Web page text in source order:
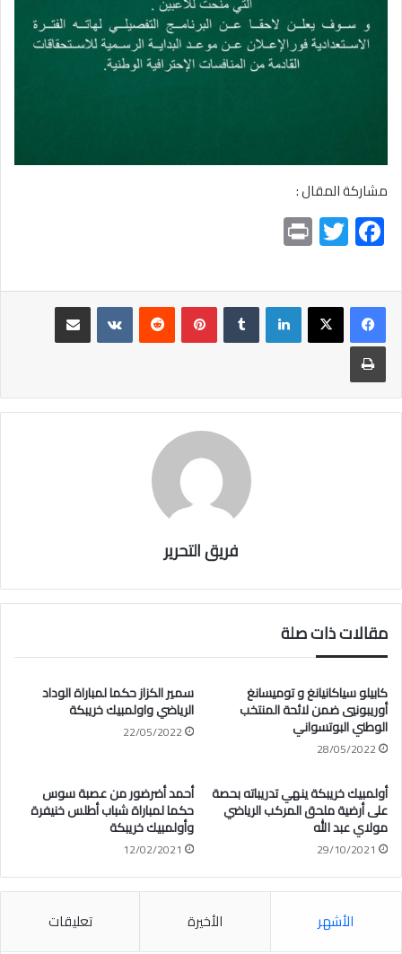
مشاركة المقال :
F
ac
e
b
o
ok
T
wi
tt
er
t لينكدإن بينتيريست
مشاركة عبر البريد
طباعة
فريق التحرير
مقالات ذات صلة
كابيلو سياكانيانغ و توميسانغ
أوريبونيي ضمن لائحة المنتخب
الوطني البوتسواني
28/05/2022
سمير الكزاز حكما لمباراة الوداد
الرياضي واولمبيك خريبكة
22/05/2022
أولمبيك خريبكة ينهي تدريباته بحصة
على أرضية ملحق المركب الرياضي
مولاي عبد الله
29/10/2021
أحمد أضرضور من عصبة سوس
حكما لمباراة شباب أطلس خنيفرة
وأولمبيك خريبكة
12/02/2021
الأشهر الأخيرة تعليقات